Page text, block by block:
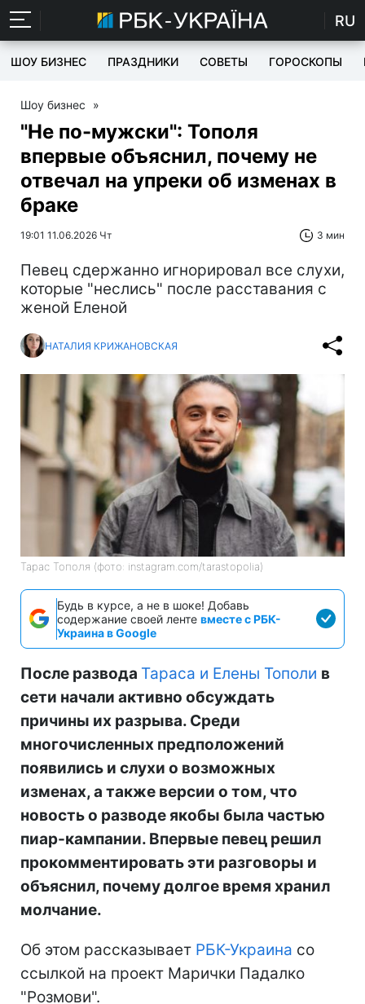
RU
ШОУ БИЗНЕС ПРАЗДНИКИ СОВЕТЫ ГОРОСКОПЫ
Шоу бизнес »
"Не по-мужски": Тополя
впервые объяснил, почему не
отвечал на упреки об изменах в
браке
19:01 11.06.2026 Чт 3 мин
Певец сдержанно игнорировал все слухи,
которые "неслись" после расставания с
женой Еленой
НАТАЛИЯ КРИЖАНОВСКАЯ
Тарас Тополя (фото: instagram.com/tarastopolia)
Будь в курсе, а не в шоке! Добавь
содержание своей ленте вместе с РБК-
Украина в Google
После развода Тараса и Елены Тополи в
сети начали активно обсуждать
причины их разрыва. Среди
многочисленных предположений
появились и слухи о возможных
изменах, а также версии о том, что
новость о разводе якобы была частью
пиар-кампании. Впервые певец решил
прокомментировать эти разговоры и
объяснил, почему долгое время хранил
молчание.
Об этом рассказывает РБК-Украина со
ссылкой на проект Марички Падалко
"Розмови".